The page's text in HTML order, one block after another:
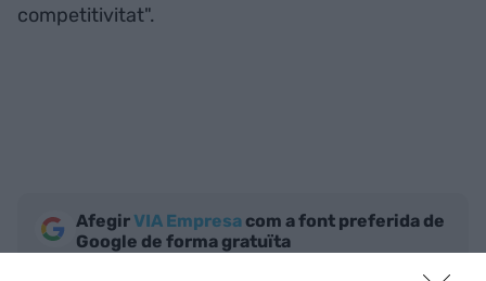
competitivitat".
AfegirVIA Empresa com a font preferida de
Google de forma gratuïta